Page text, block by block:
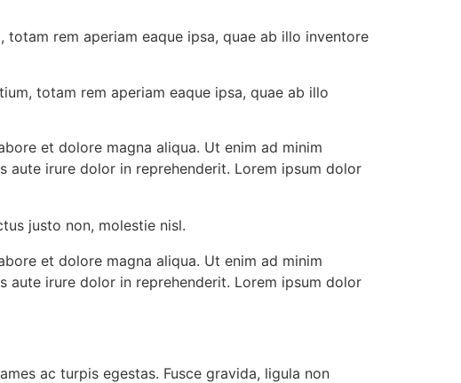
rem aperiam eaque ipsa, quae ab illo inventore
totam rem aperiam eaque ipsa, quae ab illo
et dolore magna aliqua. Ut enim ad minim
aute irure dolor in reprehenderit. Lorem ipsum dolor
justo non, molestie nisl.
et dolore magna aliqua. Ut enim ad minim
aute irure dolor in reprehenderit. Lorem ipsum dolor
ac turpis egestas. Fusce gravida, ligula non